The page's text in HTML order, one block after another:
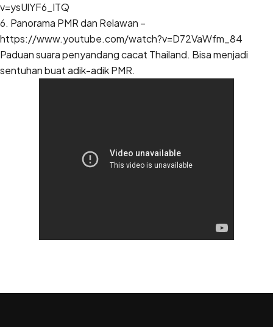
v=ysUlYF6_ITQ
6. Panorama PMR dan Relawan –
https://www.youtube.com/watch?v=D72VaWfm_84
Paduan suara penyandang cacat Thailand. Bisa menjadi
sentuhan buat adik-adik PMR.